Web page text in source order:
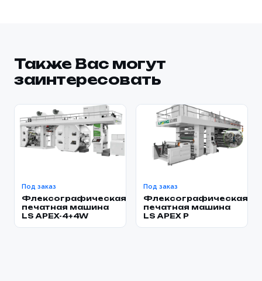
Также Вас могут
заинтересовать
Под заказ
Флексографическая
печатная машина
LS APEX-4+4W
Под заказ
Флексографическая
печатная машина
LS APEX P